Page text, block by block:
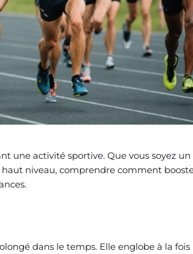
une activité sportive. Que vous soyez un
niveau, comprendre comment
dans le temps. Elle englobe à la fois